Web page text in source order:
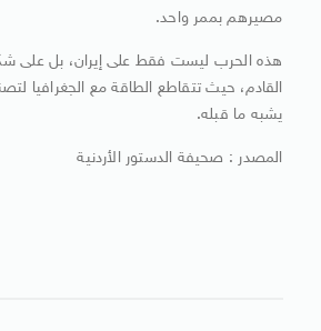
مصيرهم بممر واحد.
هذه الحرب ليست فقط على إيران، بل على
القادم، حيث تتقاطع الطاقة مع الجغرافيا
يشبه ما قبله.
المصدر : صحيفة الدستور الأردنية